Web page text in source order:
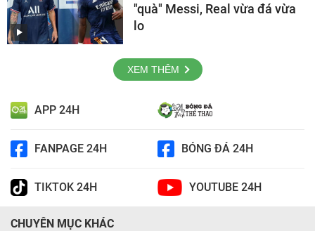
"quà" Messi, Real vừa đá vừa
lo
XEM THÊM
APP 24H
FANPAGE 24H BÓNG ĐÁ 24H
TIKTOK 24H YOUTUBE 24H
CHUYÊN MỤC KHÁC